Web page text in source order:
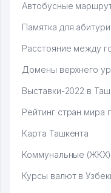
Автобусные
Памятка для
Расстояние между
Домены верхнего
Выставки-2022 в
Рейтинг стран мира
Карта Ташкента
Коммунальные (ЖКХ)
Курсы валют в